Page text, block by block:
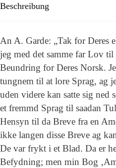
Beschreibung
An A. Garde: „Tak for Deres
jeg med det samme far Lov
Beundring for Deres Norsk.
tungnem til at lore Sprag, ag
uden videre kan satte sig ned
et fremmd Sprag til saadan
Hensyn til da Breve fra en
ikke langen disse Breve ag
De var frykt i et Blad. Da er
Befydning; men min Bog